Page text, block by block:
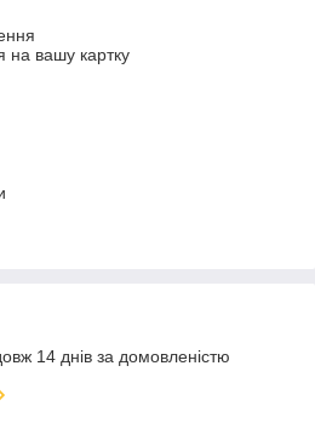
на вашу картку
14 днів за домовленістю